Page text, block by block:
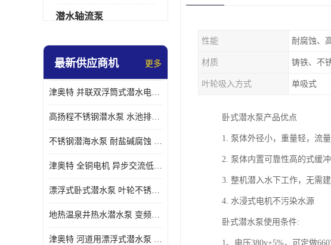
潜水轴流泵
螺旋离心泵
控制柜
最新供应商机 更多
津奥特 并联双浮筒式潜水电泵 矿山抢险泵 大流量卧式安装 可提供定制
高扬程不锈钢潜水泵 水池排水 变频 井用潜水电泵供应 能耗低 工厂批发
不锈钢潜海水泵 耐盐碱腐蚀 大流量 立式卧式下吸式安装 厂家定制
津奥特 全铜电机 异步交流低压潜水电机 运行稳定售后质保 致电咨询
漂浮式卧式潜水泵 叶轮不锈钢材质 大流量 变频抽水泵 厂家质保售后
地热温泉井热水潜水泵 变频不锈钢 130直径油泵 高温深井泵 津奥特
津奥特 河道用漂浮式潜水泵 不锈钢泵轴 大口径大流量 产品可定制
性能 耐腐蚀、
材质 铸铁、不
叶轮吸入方式 单吸式
卧式潜水泵产品优点
1. 泵体外径小，重量轻，流
2. 泵体内置可靠性高的式缓
3. 整机潜入水下工作，无需
4. 水浸式电机不污染水源
卧式潜水泵使用条件:
1、电压380v+5%，可定做